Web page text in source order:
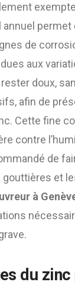
permet
de
aux
doux,
afin de
Cette fine
contre
de
et
à
du